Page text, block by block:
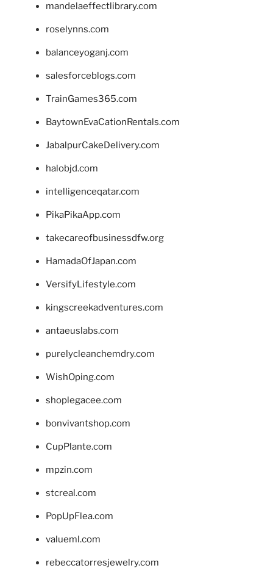
mandelaeffectlibrary.com
roselynns.com
balanceyoganj.com
salesforceblogs.com
TrainGames365.com
BaytownEvaCationRentals.com
JabalpurCakeDelivery.com
halobjd.com
intelligenceqatar.com
PikaPikaApp.com
takecareofbusinessdfw.org
HamadaOfJapan.com
VersifyLifestyle.com
kingscreekadventures.com
antaeuslabs.com
purelycleanchemdry.com
WishOping.com
shoplegacee.com
bonvivantshop.com
CupPlante.com
mpzin.com
stcreal.com
PopUpFlea.com
valueml.com
rebeccatorresjewelry.com